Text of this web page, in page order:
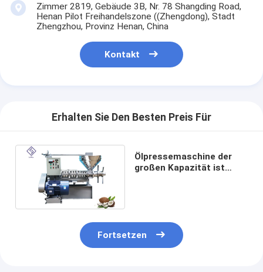
Zimmer 2819, Gebäude 3B, Nr. 78 Shangding Road,
Henan Pilot Freihandelszone ((Zhengdong), Stadt
Zhengzhou, Provinz Henan, China
Kontakt
Erhalten Sie Den Besten Preis Für
Ölpressemaschine der
großen Kapazität ist
Fortsetzen